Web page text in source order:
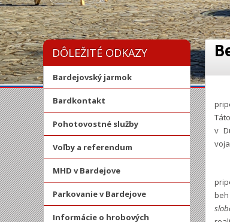
DÔLEŽITÉ ODKAZY
Bardejovský jarmok
Bardkontakt
Pohotovostné služby
Voľby a referendum
MHD v Bardejove
Parkovanie v Bardejove
Informácie o hrobových
v